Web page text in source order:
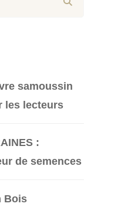
samoussin
les lecteurs
:
de semences
Bois